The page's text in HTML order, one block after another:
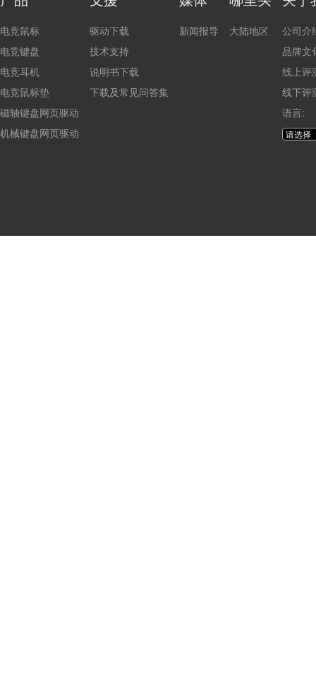
电竞鼠标
电竞键盘
电竞耳机
电竞鼠标垫
磁轴键盘网页驱动
机械键盘网页驱动
驱动下载
技术支持
说明书下载
下载及常见问答集
新闻报导 大陆地区
公司介
品牌文
线上评
线下评
语言: